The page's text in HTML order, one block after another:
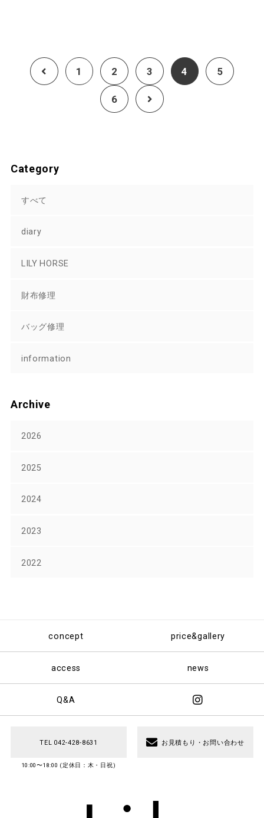
1 2 3 4
5
6
Category
すべて
diary
LILY HORSE
財布修理
バッグ修理
information
Archive
2026
2025
2024
2023
2022
concept price&gallery
access news
Q&A
TEL 042-428-8631
10:00〜18:00 (定休日：木・日祝)
お見積もり・お問い合わせ